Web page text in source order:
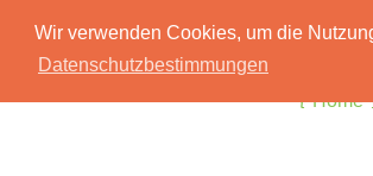
Wir verwenden Cookies, um die
Datenschutzbestimmungen
Home